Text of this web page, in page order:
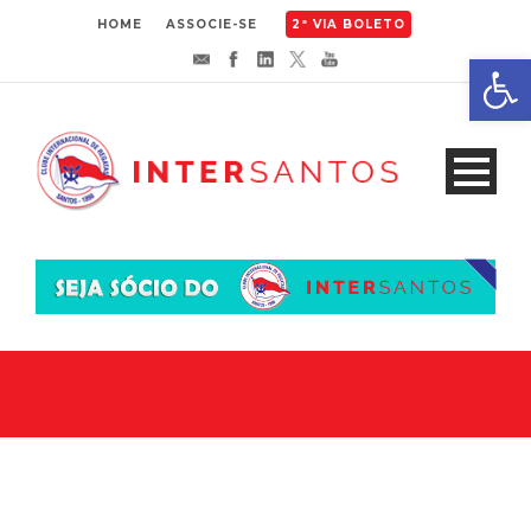
HOME ASSOCIE-SE 2ª VIA BOLETO
Abrir